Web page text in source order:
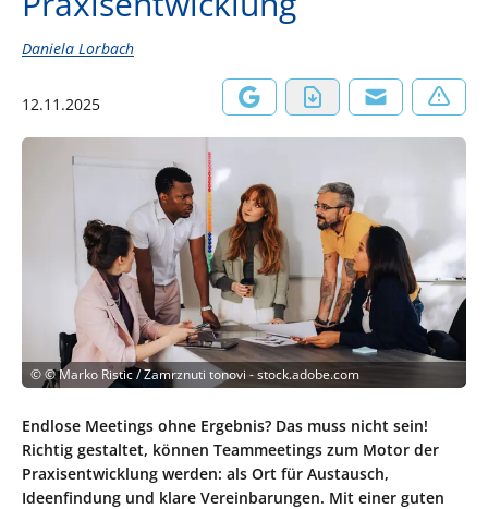
Daniela Lorbach
12.11.2025
©© Marko Ristic / Zamrznuti tonovi - stock.adobe.com
Endlose Meetings ohne Ergebnis? Das muss nicht sein!
Richtig gestaltet, können Teammeetings zum Motor der
Praxisentwicklung werden: als Ort für Austausch,
Ideenfindung und klare Vereinbarungen. Mit einer guten